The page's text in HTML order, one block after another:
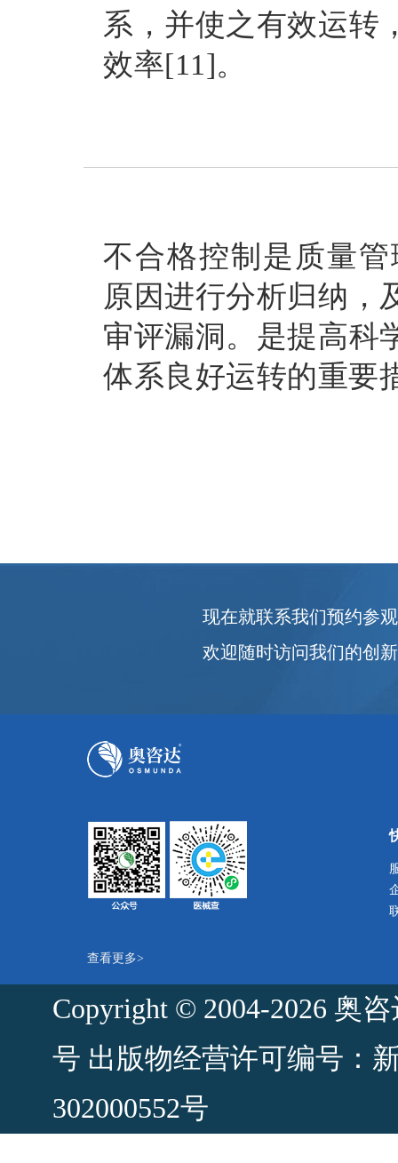
系，并使之有效运转
效率[11]。
不合格控制是质量
原因进行分析归纳，
审评漏洞。是提高科
体系良好运转的重要
现在就联系我们预约参观
欢迎随时访问我们的创
查看更多>
Copyright © 2004-2026 奥
号 出版物经营许可编号：
302000552号